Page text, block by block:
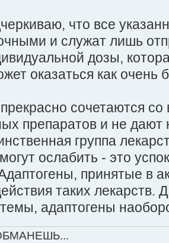
что все
и служат лишь
дозы,
оказаться как очень
сочетаются
препаратов и не дают
группа
ослабить - это
принятые в
таких лекарств.
адаптогены